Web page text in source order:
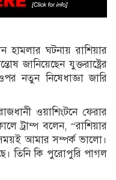
হামলার ঘটনায় রাশিয়ার
জানিয়েছেন যুক্তরাষ্ট্রের
ওপর নতুন নিষেধাজ্ঞা জারি
ওয়াশিংটনে ফেরার
ট্রাম্প বলেন, “রাশিয়ার
আমার সম্পর্ক ভালো।
তিনি কি পুরোপুরি পাগল